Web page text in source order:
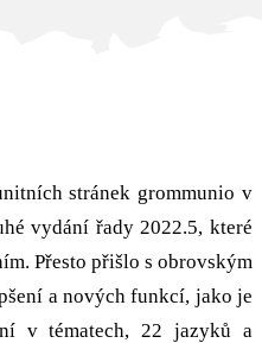
stránek grommunio v
vydání řady 2022.5, které
Přesto přišlo s obrovským
a nových funkcí, jako je
v tématech, 22 jazyků a